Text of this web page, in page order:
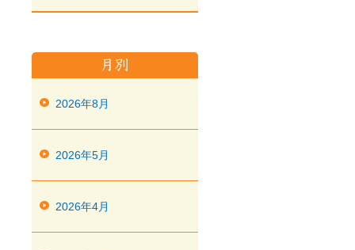
2026年8月
2026年5月
2026年4月